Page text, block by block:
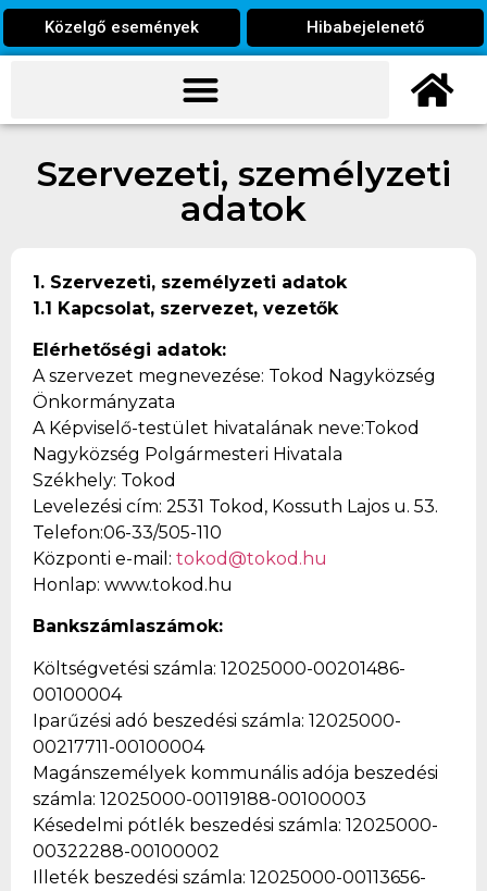
Közelgő események Hibabejelenető
Szervezeti, személyzeti
adatok
1. Szervezeti, személyzeti adatok
1.1 Kapcsolat, szervezet, vezetők
Elérhetőségi adatok:
A szervezet megnevezése: Tokod Nagyközség
Önkormányzata
A Képviselő-testület hivatalának neve:Tokod
Nagyközség Polgármesteri Hivatala
Székhely: Tokod
Levelezési cím: 2531 Tokod, Kossuth Lajos u. 53.
Telefon:06-33/505-110
Központi e-mail: tokod@tokod.hu
Honlap: www.tokod.hu
Bankszámlaszámok:
Költségvetési számla: 12025000-00201486-
00100004
Iparűzési adó beszedési számla: 12025000-
00217711-00100004
Magánszemélyek kommunális adója beszedési
számla: 12025000-00119188-00100003
Késedelmi pótlék beszedési számla: 12025000-
00322288-00100002
Illeték beszedési számla: 12025000-00113656-